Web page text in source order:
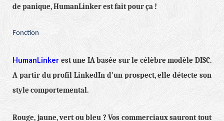
de panique, HumanLinker est fait pour ça !
Fonction
HumanLinker est une IA basée sur le célèbre modèle DISC.
A partir du profil LinkedIn d’un prospect, elle détecte son
style comportemental.
Rouge, jaune, vert ou bleu ? Vos commerciaux sauront tout